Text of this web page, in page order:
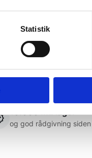
Statistik
10.000 m2 lager
og god rådgivning siden